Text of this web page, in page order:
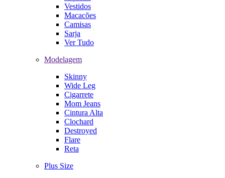
Vestidos
Macacões
Camisas
Sarja
Ver Tudo
Modelagem
Skinny
Wide Leg
Cigarrete
Mom Jeans
Cintura Alta
Clochard
Destroyed
Flare
Reta
Plus Size